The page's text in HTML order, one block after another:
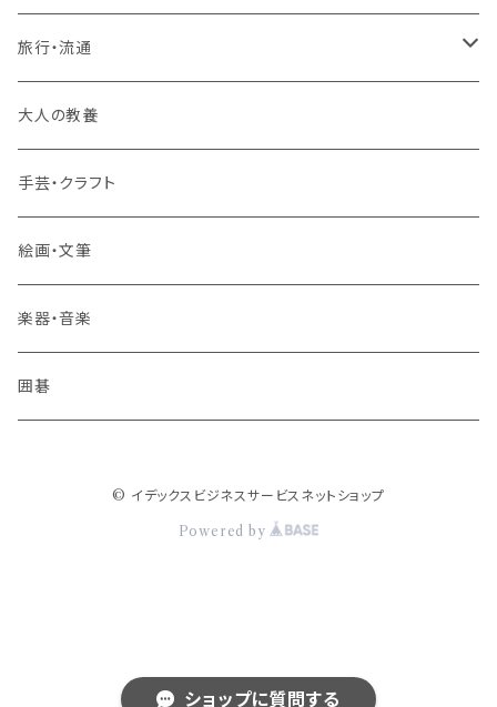
ショップに質問する
その他 語学
旅行・流通
旅行業務取扱管理者講座
その他 旅行・流通
大人の教養
手芸・クラフト
絵画・文筆
楽器・音楽
囲碁
© イデックスビジネスサービスネットショップ
Powered by